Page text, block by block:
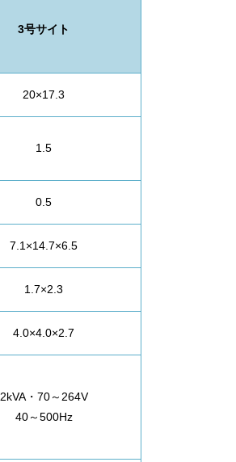
3号サイト
20×17.3
1.5
0.5
7.1×14.7×6.5
1.7×2.3
4.0×4.0×2.7
2kVA・70～264V
40～500Hz